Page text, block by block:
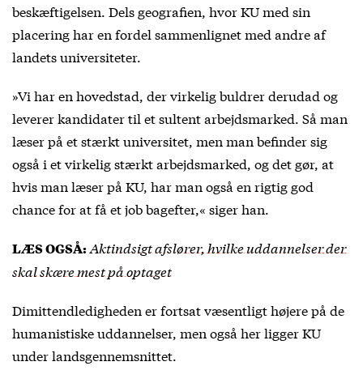
beskæftigelsen. Dels geografien, hvor KU med sin
placering har en fordel sammenlignet med andre af
landets universiteter.
»Vi har en hovedstad, der virkelig buldrer derudad og
leverer kandidater til et sultent arbejdsmarked. Så man
læser på et stærkt universitet, men man befinder sig
også i et virkelig stærkt arbejdsmarked, og det gør, at
hvis man læser på KU, har man også en rigtig god
chance for at få et job bagefter,« siger han.
LÆS OGSÅ: Aktindsigt afslører, hvilke uddannelser der
skal skære mest på optaget
Dimittendledigheden er fortsat væsentligt højere på de
humanistiske uddannelser, men også her ligger KU
under landsgennemsnittet.